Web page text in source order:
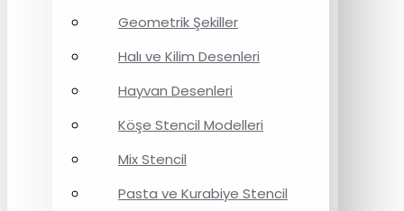
Geometrik Şekiller
Halı ve Kilim Desenleri
Hayvan Desenleri
Köşe Stencil Modelleri
Mix Stencil
Pasta ve Kurabiye Stencil